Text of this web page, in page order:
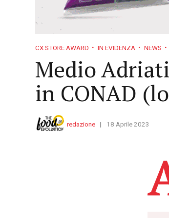
CX STORE AWARD IN EVIDENZA NEWS
Medio
in CONAD
redazione 18 Aprile 2023